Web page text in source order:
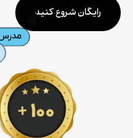
رایگان شروع کنید